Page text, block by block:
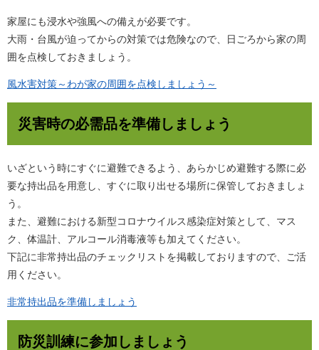
家屋にも浸水や強風への備えが必要です。
大雨・台風が迫ってからの対策では危険なので、日ごろから家の周
囲を点検しておきましょう。
風水害対策～わが家の周囲を点検しましょう～
災害時の必需品を準備しましょう
いざという時にすぐに避難できるよう、あらかじめ避難する際に必
要な持出品を用意し、すぐに取り出せる場所に保管しておきましょ
う。
また、避難における新型コロナウイルス感染症対策として、マス
ク、体温計、アルコール消毒液等も加えてください。
下記に非常持出品のチェックリストを掲載しておりますので、ご活
用ください。
非常持出品を準備しましょう
防災訓練に参加しましょう